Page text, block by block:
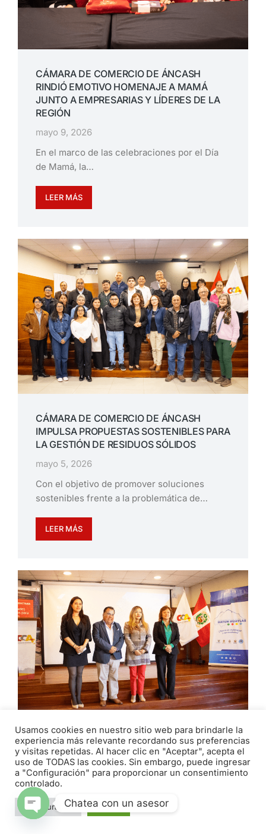
CÁMARA DE COMERCIO DE ÁNCASH
RINDIÓ EMOTIVO HOMENAJE A MAMÁ
JUNTO A EMPRESARIAS Y LÍDERES DE LA
REGIÓN
mayo 9, 2026
En el marco de las celebraciones por el Día
de Mamá, la…
LEER MÁS
CÁMARA DE COMERCIO DE ÁNCASH
IMPULSA PROPUESTAS SOSTENIBLES PARA
LA GESTIÓN DE RESIDUOS SÓLIDOS
mayo 5, 2026
Con el objetivo de promover soluciones
sostenibles frente a la problemática de…
LEER MÁS
EMPRESARIOS Y AUTORIDADES
PARTICIPAN EN ENCUENTRO PROMOVIDO
POR LA CÁMARA DE COMERCIO DE
ÁNCASH
abril 29, 2026
Usamos cookies en nuestro sitio web para brindarle la
experiencia más relevante recordando sus preferencias
y visitas repetidas. Al hacer clic en "Aceptar", acepta el
uso de TODAS las cookies. Sin embargo, puede ingresar
a "Configuración" para proporcionar un consentimiento
controlado.
Configuración Aceptar
Chatea con un asesor